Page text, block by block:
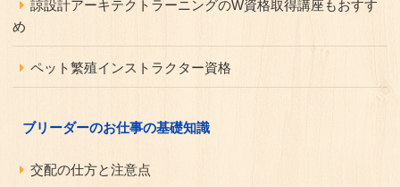
諒設計アーキテクトラーニングのW資格取得講座もおすす
め
ペット繁殖インストラクター資格
ブリーダーのお仕事の基礎知識
交配の仕方と注意点